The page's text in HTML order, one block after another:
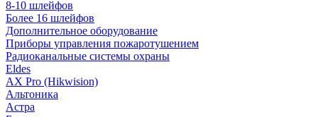
8-10 шлейфов
Более 16 шлейфов
Дополнительное оборудование
Приборы управления пожаротушением
Радиоканальные системы охраны
Eldes
AX Pro (Hikwision)
Альтоника
Астра